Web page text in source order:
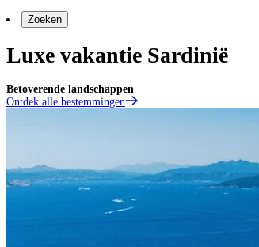
Zoeken
Luxe vakantie Sardinië
Betoverende landschappen
Ontdek alle bestemmingen